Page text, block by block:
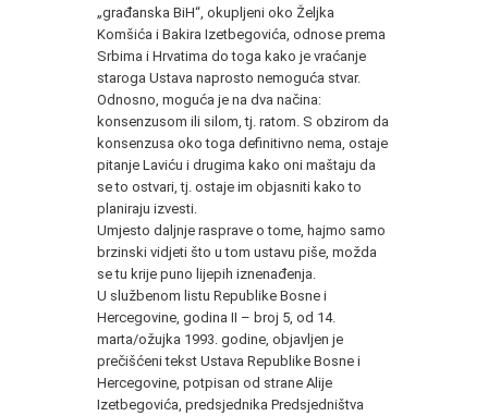
„građanska BiH“, okupljeni oko Željka
Komšića i Bakira Izetbegovića, odnose prema
Srbima i Hrvatima do toga kako je vraćanje
staroga Ustava naprosto nemoguća stvar.
Odnosno, moguća je na dva načina:
konsenzusom ili silom, tj. ratom. S obzirom da
konsenzusa oko toga definitivno nema, ostaje
pitanje Laviću i drugima kako oni maštaju da
se to ostvari, tj. ostaje im objasniti kako to
planiraju izvesti.
Umjesto daljnje rasprave o tome, hajmo samo
brzinski vidjeti što u tom ustavu piše, možda
se tu krije puno lijepih iznenađenja.
U službenom listu Republike Bosne i
Hercegovine, godina II – broj 5, od 14.
marta/ožujka 1993. godine, objavljen je
prečišćeni tekst Ustava Republike Bosne i
Hercegovine, potpisan od strane Alije
Izetbegovića, predsjednika Predsjedništva